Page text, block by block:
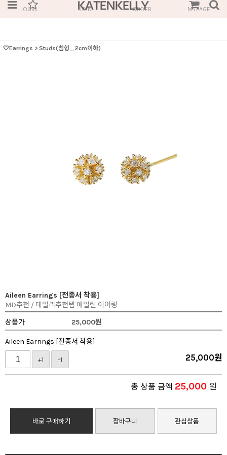
LOGIN JOIN ORDER MYPAGE
🤍Earrings > Studs(침형_2cm이하)
Aileen Earrings [전종서 착용]
MD추천 / 데일리추천템 에일린 이어링
상품가
25,000원
Aileen Earrings [전종서 착용]
+1 -1 25,000원
총 상품 금액 25,000 원
바로 구매하기 장바구니 관심상품